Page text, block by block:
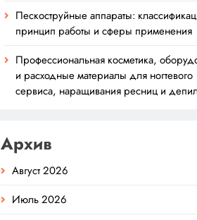
Пескоструйные аппараты:
принцип работы и сферы применения
Профессиональная косметика,
и расходные материалы для ногтевого
сервиса, наращивания ресниц и
Архив
Август 2026
Июль 2026